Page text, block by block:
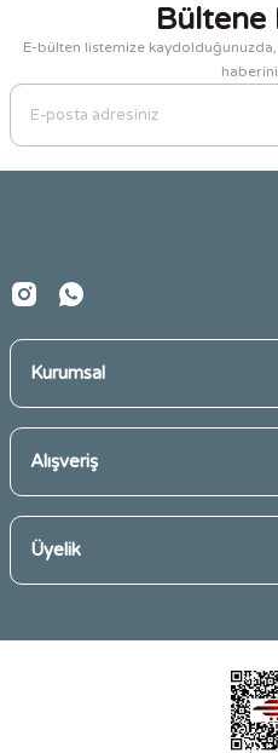
Görüş ve önerileriniz için
Ürün resmi kalitesiz, bozuk
Ürün açıklamasında eksik
Ürün bilgilerinde hatalar
Bültene
E-bülten listemize
Kurumsal
Alışveriş
Üyelik